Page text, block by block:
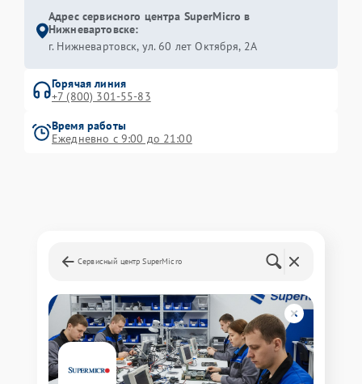
Адрес сервисного центра SuperMicro в
Нижневартовске:
г. Нижневартовск, ул. 60 лет Октября, 2А
Горячая линия
+7 (800) 301-55-83
Время работы
Ежедневно с 9:00 до 21:00
Сервисный центр SuperMicro